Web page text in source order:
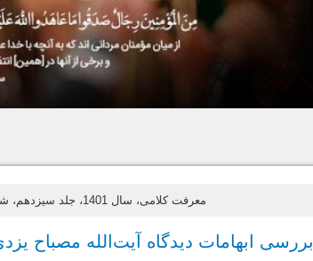
معرفت کلامی، سال 1401، جلد سیزدهم، شماره دوم، پیاپی 29، پاییز و زمستان
بررسی ابهامات دیدگاه آیت‌الله مصباح